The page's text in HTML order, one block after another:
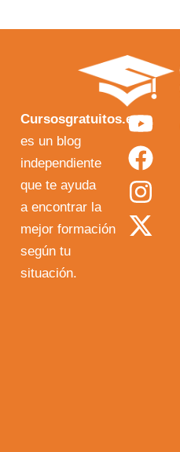
Cursosgratuitos.es
es un blog
independiente
que te ayuda
a encontrar la
mejor formación
según tu
situación.
Y
o
u
t
u
F
a
c
e
b
I
n
s
t
a
X
-
t
w
i